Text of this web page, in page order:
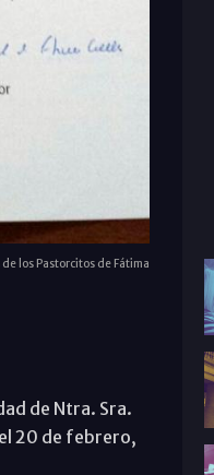
los Pastorcitos de Fátima
de Ntra. Sra.
20 de febrero,